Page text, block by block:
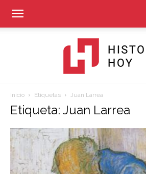
Hoy
Inicio Etiquetas Juan Larrea
Etiqueta: Juan Larrea